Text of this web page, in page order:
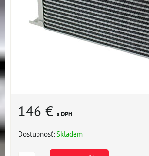
146 € s DPH
Dostupnosť: Skladem